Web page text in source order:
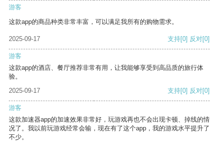
游客
这款app的商品种类非常丰富，可以满足我所有的购物需求。
2025-09-17 支持[0] 反对[0]
游客
这款app的酒店、餐厅推荐非常有用，让我能够享受到高品质的旅行体
验。
2025-09-17
支持[0] 反对[0]
游客
这款加速器app的加速效果非常好，玩游戏再也不会出现卡顿、掉线的情
况了。我以前玩游戏经常会输，现在有了这个app，我的游戏水平提升了
不少。